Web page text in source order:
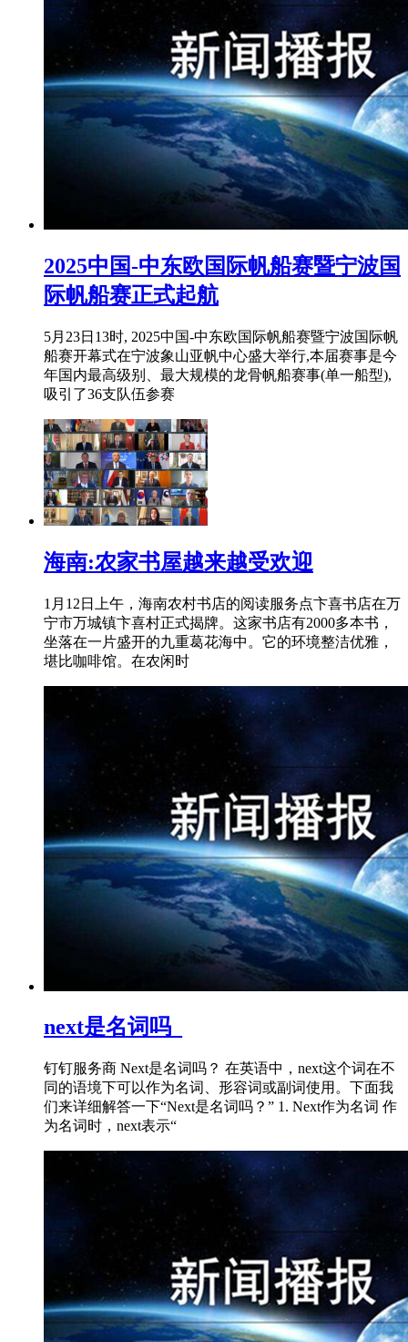
2025中国-中东欧国际帆船赛暨宁波国
际帆船赛正式起航
5月23日13时, 2025中国-中东欧国际帆船赛暨宁波国际帆
船赛开幕式在宁波象山亚帆中心盛大举行,本届赛事是今
年国内最高级别、最大规模的龙骨帆船赛事(单一船型),
吸引了36支队伍参赛
海南:农家书屋越来越受欢迎
1月12日上午，海南农村书店的阅读服务点卞喜书店在万
宁市万城镇卞喜村正式揭牌。这家书店有2000多本书，
坐落在一片盛开的九重葛花海中。它的环境整洁优雅，
堪比咖啡馆。在农闲时
next是名词吗_
钉钉服务商 Next是名词吗？ 在英语中，next这个词在不
同的语境下可以作为名词、形容词或副词使用。下面我
们来详细解答一下“Next是名词吗？” 1. Next作为名词 作
为名词时，next表示“